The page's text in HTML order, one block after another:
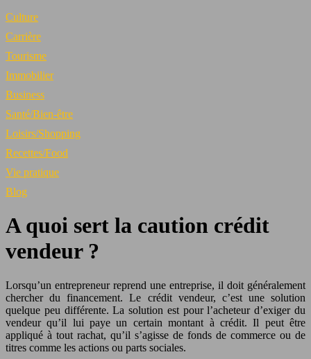
Culture
Carrière
Tourisme
Immobilier
Business
Santé/Bien-être
Loisirs/Shopping
Recettes/Food
Vie pratique
Blog
A quoi sert la caution crédit
vendeur ?
Lorsqu’un entrepreneur reprend une entreprise, il doit généralement
chercher du financement. Le crédit vendeur, c’est une solution
quelque peu différente. La solution est pour l’acheteur d’exiger du
vendeur qu’il lui paye un certain montant à crédit. Il peut être
appliqué à tout rachat, qu’il s’agisse de fonds de commerce ou de
titres comme les actions ou parts sociales.